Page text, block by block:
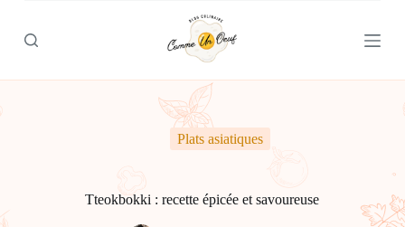
e
Plats asiatiques
Tteokbokki : recette épicée et savoureuse